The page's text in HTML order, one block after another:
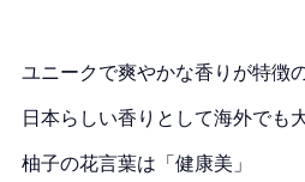
ユニークで爽やかな香りが特徴
日本らしい香りとして海外でも
柚子の花言葉は「健康美」